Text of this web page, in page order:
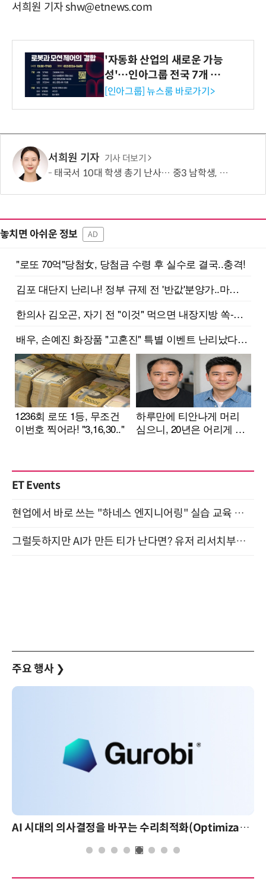
서희원 기자 shw@etnews.com
'자동화 산업의 새로운 가능
성'…인아그룹 전국 7개 도
시 세미나 페어 개최
[인아그룹] 뉴스룸 바로가기>
서희원 기자 기사 더보기
태국서 10대 학생 총기 난사… 중3 남학생, 조부모·교사 등 8명 살해
놓치면 아쉬운 정보 AD
ET Events
현업에서 바로 쓰는 "하네스 엔지니어링" 실습 교육 워크숍 8월 20일 개최
그럴듯하지만 AI가 만든 티가 난다면? 유저 리서치부터 배포까지! (9/15)
주요 행사 ❯
AI 시대의 의사결정을 바꾸는 수리최적화(Optimization): 실제 산업 적용 사례와 활용 전략